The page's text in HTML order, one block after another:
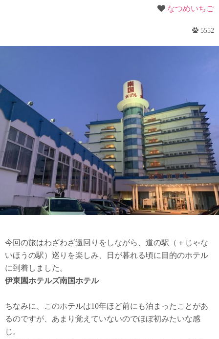
なつめいちご
5552
今回の旅はわざわざ遠回りをしながら、道の駅（＋じゃな
いほうの駅）巡りを楽しみ、日が暮れる頃に目的のホテル
に到着しました。
伊東園ホテルズ南国ホテル
ちなみに、このホテルは10年ほど前にも泊まったことがあ
るのですが、あまり覚えていないのでほぼ初みたいな感
じ。